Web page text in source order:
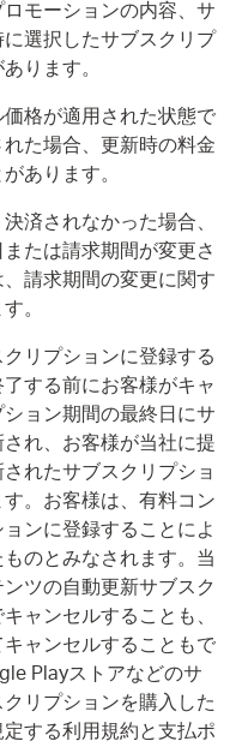
モーションの内容、サ
選択したサブスクリプ
ります。
格が適用された状態で
た場合、更新時の料金
あります。
済されなかった場合、
たは請求期間が変更さ
請求期間の変更に関す
。
リプションに登録する
する前にお客様がキャ
ョン期間の最終日にサ
れ、お客様が当社に提
れたサブスクリプショ
。お客様は、有料コン
ンに登録することによ
のとみなされます。当
ツの自動更新サブスク
ャンセルすることも、
ャンセルすることもで
Playストアなどのサ
リプションを購入した
する利用規約と支払ポ